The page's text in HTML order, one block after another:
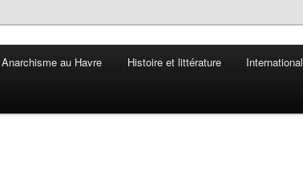
Anarchisme au Havre Histoire et littérature International